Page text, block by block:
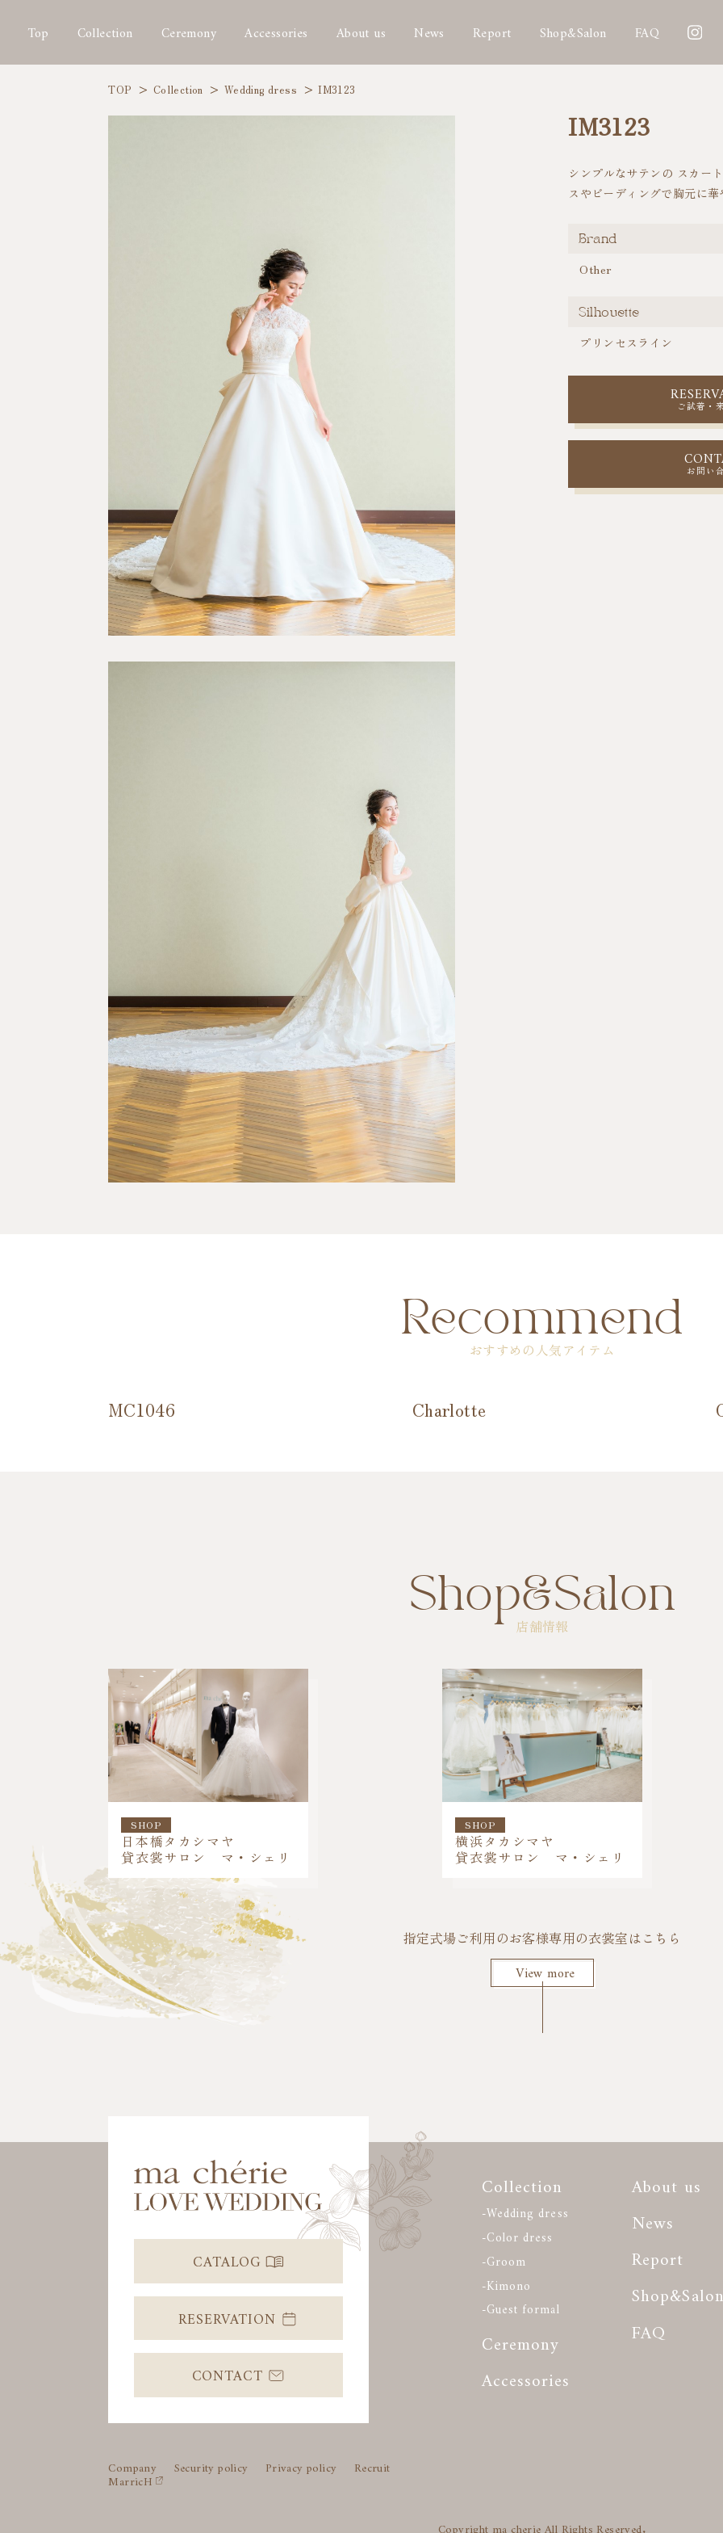
Top Collection Ceremony Accessories About us News Report Shop&Salon FAQ
TOP Collection Wedding dress IM3123
IM3123
シンプルなサテンの スカー
スやビーディングで胸元に華
Brand
Other
Silhouette
プリンセスライン
ご試着・
お問い
Recommend
おすすめの人気アイテム
MC1046 Charlotte
Shop&Salon
店舗情報
SHOP
日本橋タカシマヤ
貸衣裳サロン マ・シェリ
SHOP
横浜タカシマヤ
貸衣裳サロン マ・シェリ
指定式場ご利用のお客様専用の衣裳室はこちら
View more
CATALOG
RESERVATION
CONTACT
Collection
-Wedding dress
-Color dress
-Groom
-Kimono
-Guest formal
Ceremony
Accessories
About us
News
Report
Shop&Salon
FAQ
Company Security policy Privacy policy Recruit
MarricH
Copyright ma cherie All Rights Reserved.